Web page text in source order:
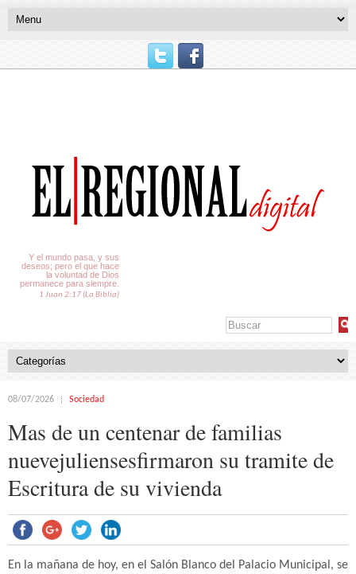
Y el mundo pasa, y sus
deseos; pero el que hace
la voluntad de Dios
permanece para siempre.
1 Juan 2:17 (La Biblia)
08/07/2026 Sociedad
Mas de un centenar de familias
nuevejuliensesfirmaron su tramite de
Escritura de su vivienda
En la mañana de hoy, en el Salón Blanco del Palacio Municipal, se